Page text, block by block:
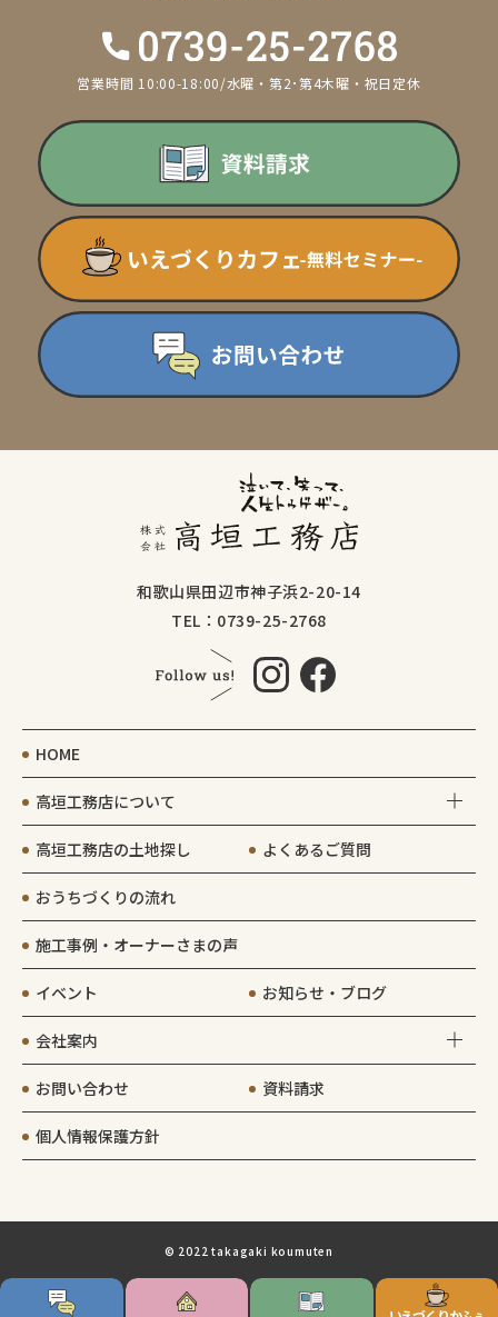
営業時間 10:00-18:00/水曜・第2･第4木曜・祝日定休
和歌山県田辺市神子浜2-20-14
TEL：0739-25-2768
HOME
高垣工務店について
高垣工務店の土地探し よくあるご質問
おうちづくりの流れ
施工事例・オーナーさまの声
イベント お知らせ・ブログ
会社案内
お問い合わせ 資料請求
個人情報保護方針
© 2022 takagaki koumuten